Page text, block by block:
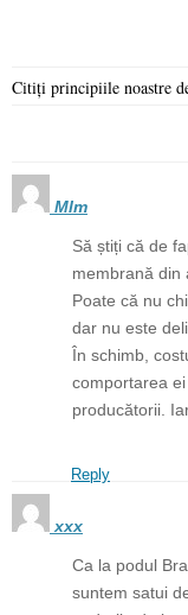
Citiți principiile noastre
Mlm
Să știți că de
membrană din
Poate că nu
dar nu este
În schimb,
comportarea
producătorii.
Reply
xxx
Ca la podul
suntem satui